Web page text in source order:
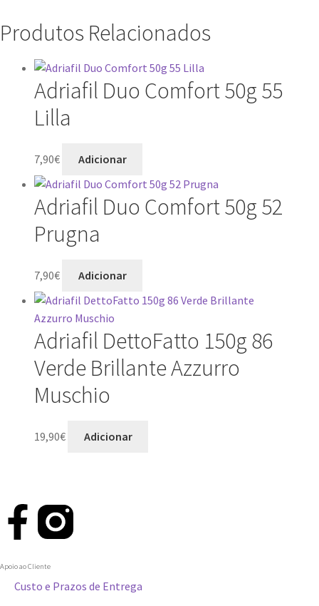
Produtos Relacionados
Adriafil Duo Comfort 50g 55
Lilla
7,90€ Adicionar
Adriafil Duo Comfort 50g 52
Prugna
7,90€ Adicionar
Adriafil DettoFatto 150g 86
Verde Brillante Azzurro
Muschio
19,90€ Adicionar
Apoio ao Cliente
Custo e Prazos de Entrega